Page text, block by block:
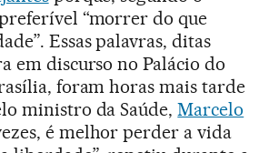
“morrer do que
Essas palavras, ditas
em discurso no Palácio do
foram horas mais tarde
ministro da Saúde,Marcelo
é melhor perder a vida